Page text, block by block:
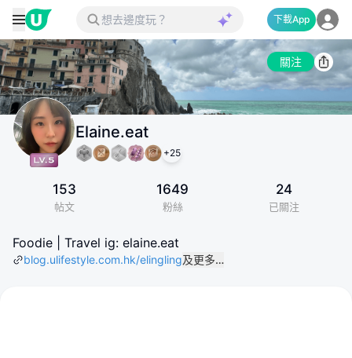
下載App
關注
Elaine.eat
+25
153
帖文
1649
粉絲
24
已關注
Foodie | Travel ig: elaine.eat
blog.ulifestyle.com.hk/elingling及更多…